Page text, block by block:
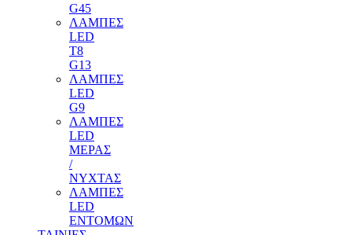
G45
ΛΑΜΠΕΣ
LED
T8
G13
ΛΑΜΠΕΣ
LED
G9
ΛΑΜΠΕΣ
LED
ΜΕΡΑΣ
/
ΝΥΧΤΑΣ
ΛΑΜΠΕΣ
LED
ΕΝΤΟΜΩΝ